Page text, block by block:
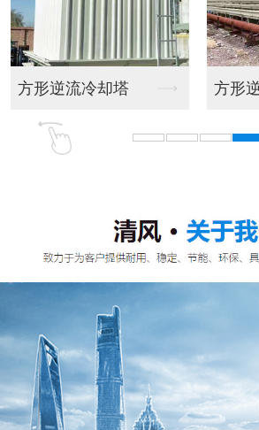
方形逆流冷却塔